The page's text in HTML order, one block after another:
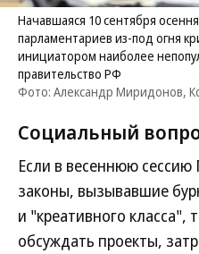
Начавшаяся 10 сентября
парламентариев из-под огня
инициатором наиболее
правительство РФ
Фото: Александр Миридонов,
Социальный
Если в весеннюю
законы, вызывавшие
и "креативного класса",
обсуждать проекты,